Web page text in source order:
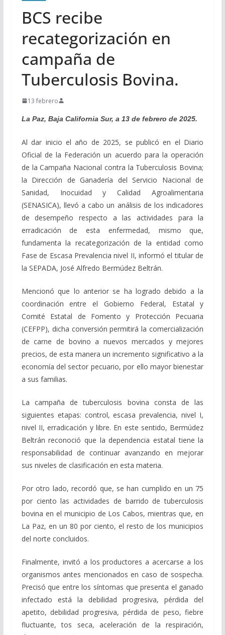
BCS recibe
recategorización en
campaña de
Tuberculosis Bovina.
13 febrero
La Paz, Baja California Sur, a 13 de febrero de 2025.
Al dar inicio el año de 2025, se publicó en el Diario
Oficial de la Federación un acuerdo para la operación
de la Campaña Nacional contra la Tuberculosis Bovina;
la Dirección de Ganadería del Servicio Nacional de
Sanidad, Inocuidad y Calidad Agroalimentaria
(SENASICA), llevó a cabo un análisis de los indicadores
de desempeño respecto a las actividades para la
erradicación de esta enfermedad, mismo que,
fundamenta la recategorización de la entidad como
Fase de Escasa Prevalencia nivel II, informó el titular de
la SEPADA, José Alfredo Bermúdez Beltrán.
Mencionó que lo anterior se ha logrado debido a la
coordinación entre el Gobierno Federal, Estatal y
Comité Estatal de Fomento y Protección Pecuaria
(CEFPP), dicha conversión permitirá la comercialización
de carne de bovino a nuevos mercados y mejores
precios, de esta manera un incremento significativo a la
economía del sector pecuario, por ello mayor bienestar
a sus familias.
La campaña de tuberculosis bovina consta de las
siguientes etapas: control, escasa prevalencia, nivel I,
nivel II, erradicación y libre. En este sentido, Bermúdez
Beltrán reconoció que la dependencia estatal tiene la
responsabilidad de continuar avanzando en mejorar
sus niveles de clasificación en esta materia.
Por otro lado, recordó que, se han cumplido en un 75
por ciento las actividades de barrido de tuberculosis
bovina en el municipio de Los Cabos, mientras que, en
La Paz, en un 80 por ciento, el resto de los municipios
del norte concluidos.
Finalmente, invitó a los productores a acercarse a los
organismos antes mencionados en caso de sospecha.
Precisó que entre los síntomas que presenta el ganado
infectado está la debilidad progresiva, pérdida del
apetito, debilidad progresiva, pérdida de peso, fiebre
fluctuante, tos seca, aceleración de la respiración,